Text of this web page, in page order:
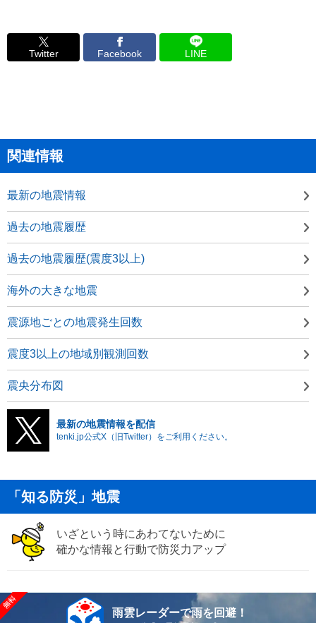
Twitter Facebook LINE
関連情報
最新の地震情報
過去の地震履歴
過去の地震履歴(震度3以上)
海外の大きな地震
震源地ごとの地震発生回数
震度3以上の地域別観測回数
震央分布図
最新の地震情報を配信
tenki.jp公式X（旧Twitter）をご利用ください。
「知る防災」地震
いざという時にあわてないために
確かな情報と行動で防災力アップ
雨雲レーダーで雨を回避！